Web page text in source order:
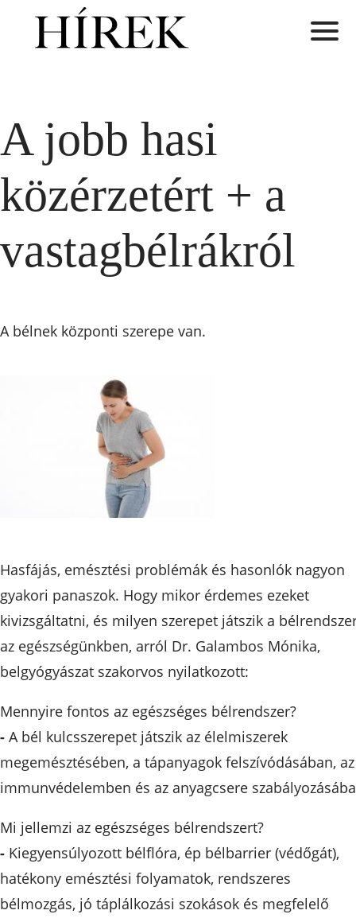
A jobb hasi
közérzetért + a
vastagbélrákról
A bélnek központi szerepe van.
Hasfájás, emésztési problémák és hasonlók nagyon
gyakori panaszok. Hogy mikor érdemes ezeket
kivizsgáltatni, és milyen szerepet játszik a
az egészségünkben, arról Dr. Galambos Mónika,
belgyógyászat szakorvos nyilatkozott:
Mennyire fontos az egészséges bélrendszer?
- A bél kulcsszerepet játszik az élelmiszerek
megemésztésében, a tápanyagok felszívódásában, az
immunvédelemben és az anyagcsere
Mi jellemzi az egészséges bélrendszert?
- Kiegyensúlyozott bélflóra, ép bélbarrier (védőgát),
hatékony emésztési folyamatok, rendszeres
bélmozgás, jó táplálkozási szokások és megfelelő